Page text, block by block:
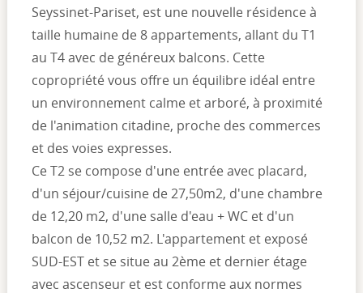
Seyssinet-Pariset, est une nouvelle résidence à
taille humaine de 8 appartements, allant du T1
au T4 avec de généreux balcons. Cette
copropriété vous offre un équilibre idéal entre
un environnement calme et arboré, à proximité
de l'animation citadine, proche des commerces
et des voies expresses.
Ce T2 se compose d'une entrée avec placard,
d'un séjour/cuisine de 27,50m2, d'une chambre
de 12,20 m2, d'une salle d'eau + WC et d'un
balcon de 10,52 m2. L'appartement et exposé
SUD-EST et se situe au 2ème et dernier étage
avec ascenseur et est conforme aux normes